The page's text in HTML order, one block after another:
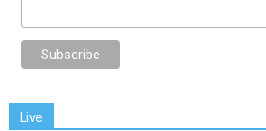
Live